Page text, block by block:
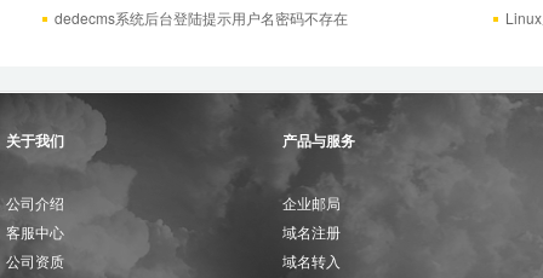
dedecms系统后台登陆提示用户名密码不存在
关于我们
公司介绍
客服中心
公司资质
产品与服务
企业邮局
域名注册
域名转入